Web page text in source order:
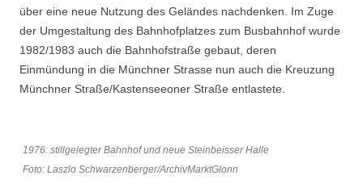
über eine neue Nutzung des Geländes nachdenken. Im Zuge
der Umgestaltung des Bahnhofplatzes zum Busbahnhof wurde
1982/1983 auch die Bahnhofstraße gebaut, deren
Einmündung in die Münchner Strasse nun auch die Kreuzung
Münchner Straße/Kastenseeoner Straße entlastete.
1976: stillgelegter Bahnhof und neue Steinbeisser Halle
Foto: Laszlo Schwarzenberger/ArchivMarktGlonn